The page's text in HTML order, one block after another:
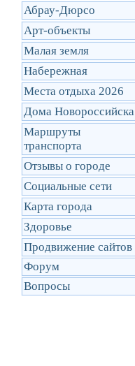
Абрау-Дюрсо
Арт-объекты
Малая земля
Набережная
Места отдыха 2026
Дома Новороссийска
Маршруты
транcпорта
Отзывы о городе
Социальные сети
Карта города
Здоровье
Продвижение сайтов
Форум
Вопросы